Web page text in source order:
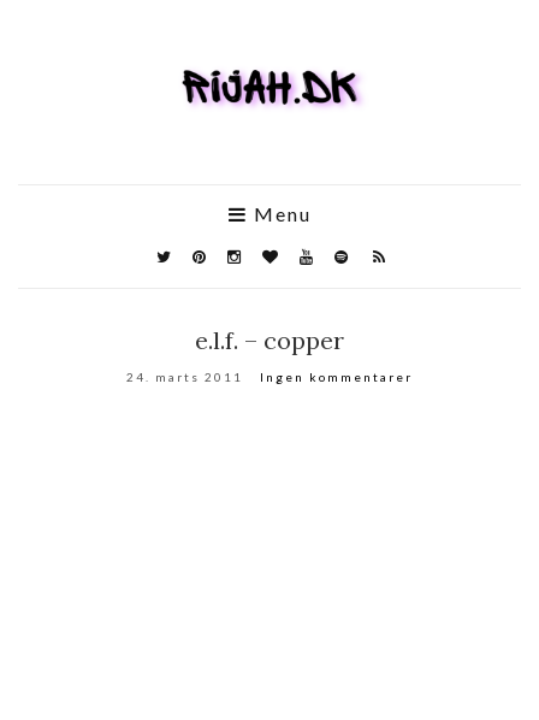
Menu
e.l.f. – copper
24. marts 2011 Ingen kommentarer